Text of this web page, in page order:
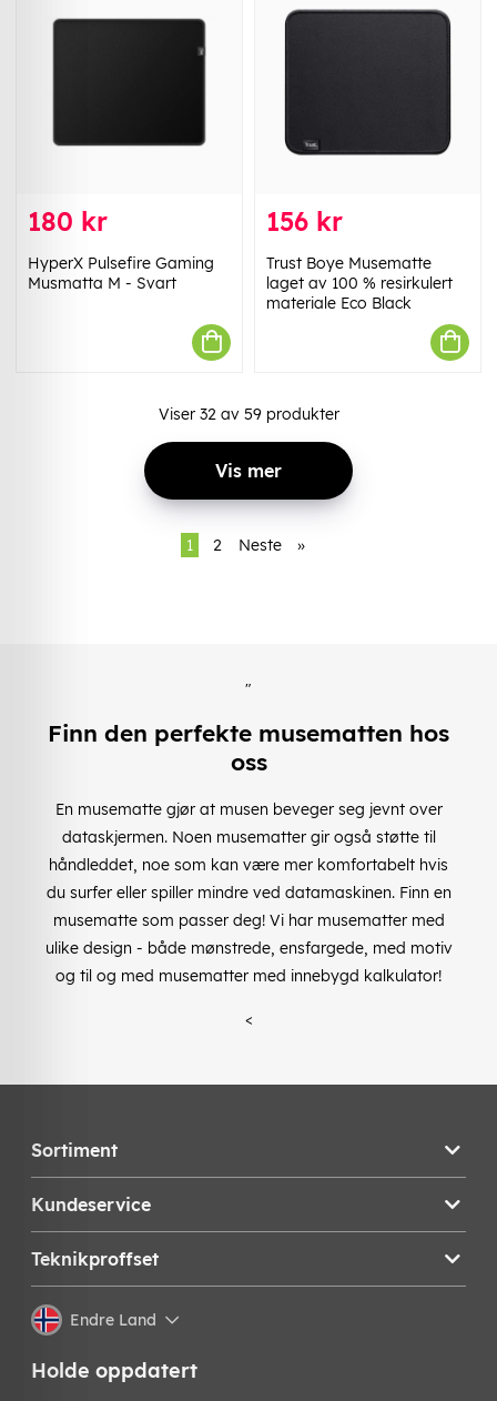
180 kr
HyperX Pulsefire Gaming
Musmatta M - Svart
156 kr
Trust Boye Musematte
laget av 100 % resirkulert
materiale Eco Black
Viser 32av 59produkter
Vis mer
1 2 Neste »
"
Finn den perfekte musematten hos
oss
En musematte gjør at musen beveger seg jevnt over
dataskjermen. Noen musematter gir også støtte til
håndleddet, noe som kan være mer komfortabelt hvis
du surfer eller spiller mindre ved datamaskinen. Finn en
musematte som passer deg! Vi har musematter med
ulike design - både mønstrede, ensfargede, med motiv
og til og med musematter med innebygd kalkulator!
<
Sortiment
Kundeservice
Teknikproffset
Endre Land
Holde oppdatert